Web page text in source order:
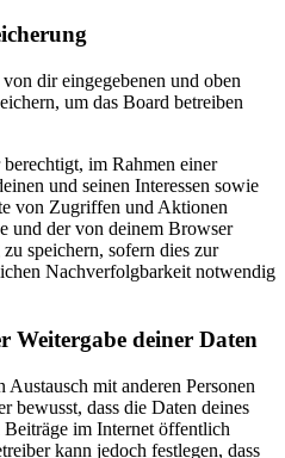
dir eingegebenen und oben
um das Board betreiben
im Rahmen einer
und seinen Interessen sowie
von Zugriffen und Aktionen
und der von deinem Browser
speichern, sofern dies zur
Nachverfolgbarkeit notwendig
Weitergabe deiner Daten
mit anderen Personen
bewusst, dass die Daten deines
im Internet öffentlich
kann jedoch festlegen, dass